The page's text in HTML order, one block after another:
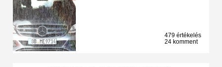
479 értékelés
24 komment